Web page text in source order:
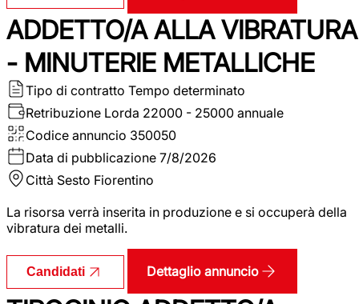
ADDETTO/A ALLA VIBRATURA
- MINUTERIE METALLICHE
Tipo di contratto Tempo determinato
Retribuzione Lorda 22000 - 25000 annuale
Codice annuncio 350050
Data di pubblicazione 7/8/2026
Città Sesto Fiorentino
La risorsa verrà inserita in produzione e si occuperà della
vibratura dei metalli.
Candidati Dettaglio annuncio